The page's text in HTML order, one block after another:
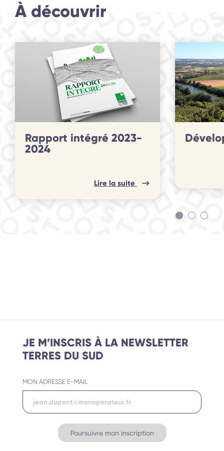
À découvrir
Rapport intégré 2023-
2024
Lire la suite
JE M’INSCRIS À LA NEWSLETTER
TERRES DU SUD
MON ADRESSE E-MAIL